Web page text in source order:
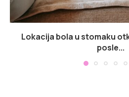
Lokacija bola u stomaku
posle...